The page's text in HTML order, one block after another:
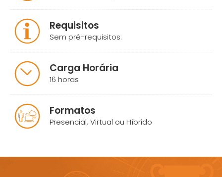
Requisitos
Sem pré-requisitos.
Carga Horária
16 horas
Formatos
Presencial, Virtual ou Híbrido